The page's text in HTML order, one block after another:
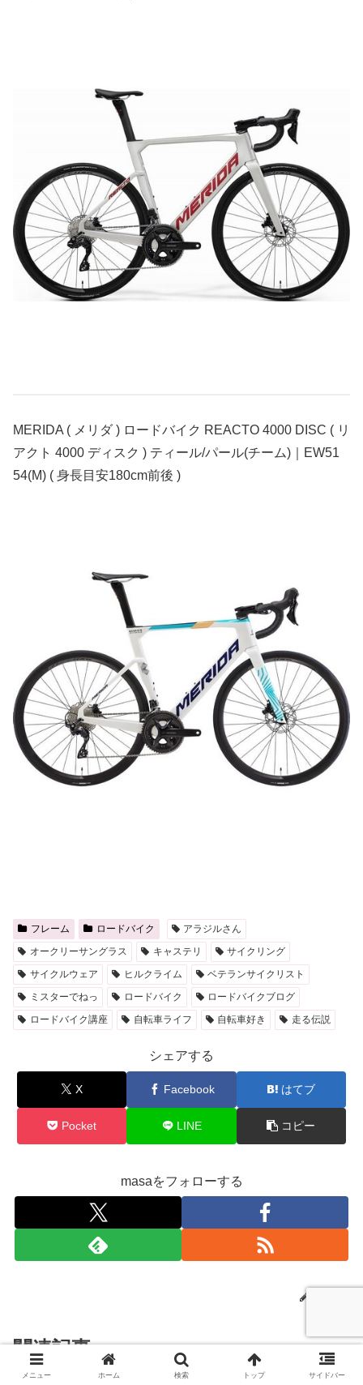
MERIDA ( メリダ ) ロードバイク REACTO 4000 DISC ( リ
アクト 4000 ディスク ) ティール/パール(チーム)｜EW51
54(M) ( 身長目安180cm前後 )
フレーム ロードバイク
アラジルさん
オークリーサングラス
キャステリ
サイクリング
サイクルウェア
ヒルクライム
ベテランサイクリスト
ミスターでねっ
ロードバイク
ロードバイクブログ
ロードバイク講座
自転車ライフ 自転車好き 走る伝説
シェアする
X Facebook はてブ
Pocket LINE コピー
masaをフォローする
関連記事
メニュー ホーム 検索 トップ サイドバー